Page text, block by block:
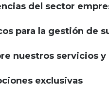
del sector
para la gestión de
nuestros servicios y
exclusivas